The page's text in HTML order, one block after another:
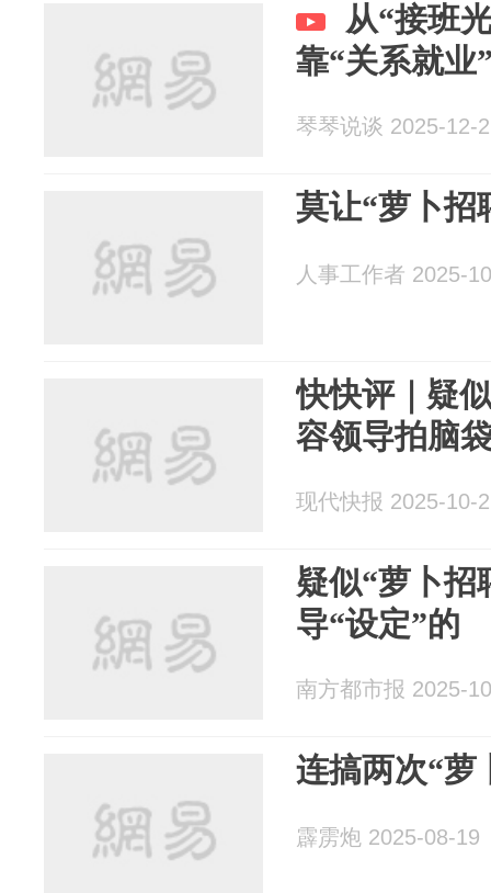
从“接班
靠“关系就业
琴琴说谈 2025-12-
莫让“萝卜招
人事工作者 2025-
快快评｜疑
容领导拍脑
现代快报 2025-10-
疑似“萝卜招
导“设定”的
南方都市报 2025-
连搞两次“萝
霹雳炮 2025-08-19